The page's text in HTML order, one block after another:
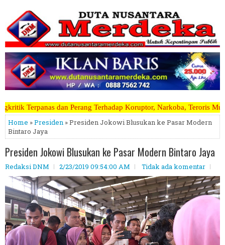
Koruptor, Narkoba, Teroris Musuh Rakyat ~~~~~>>>>>
Home »Presiden » Presiden Jokowi Blusukan ke Pasar Modern
Bintaro Jaya
Presiden Jokowi Blusukan ke Pasar Modern Bintaro Jaya
Redaksi DNM 2/23/2019 09:54:00 AM Tidak ada komentar